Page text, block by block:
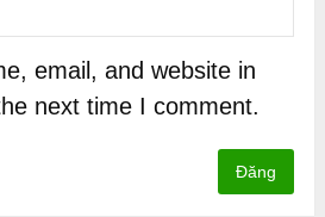
email, and website in
next time I comment.